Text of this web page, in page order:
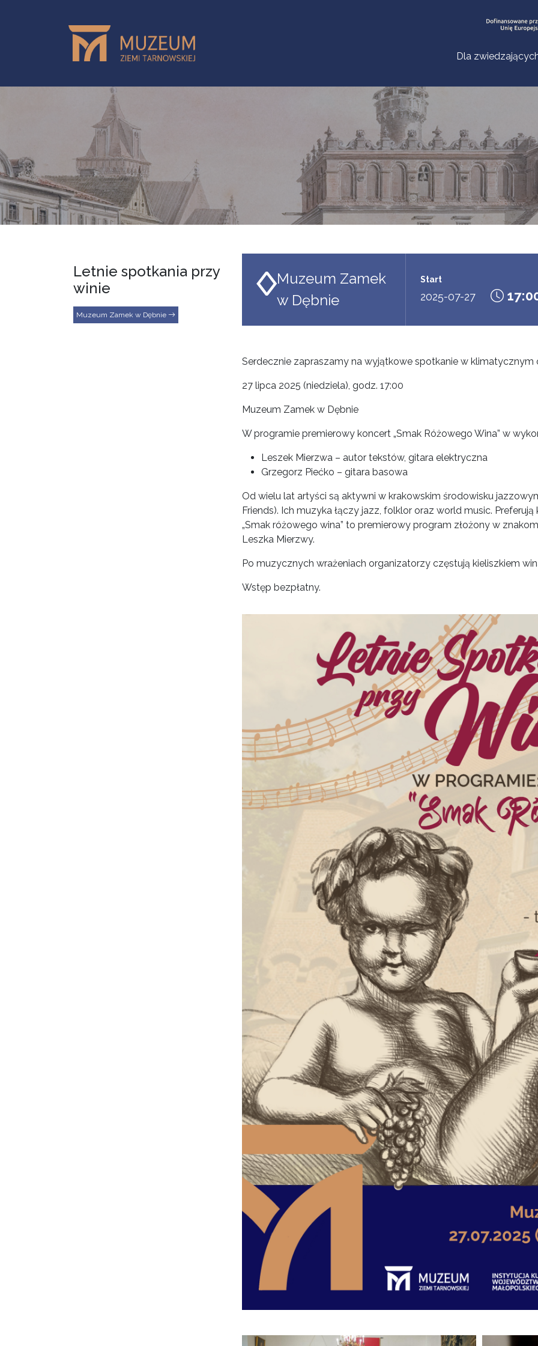
Dla
Letnie spotkania przy
winie
Muzeum Zamek w Dębnie
Muzeum Zamek
w Dębnie
Start
2025-07-27
Serdecznie zapraszamy na wyjątkowe spotkanie w klimatycznym
27 lipca 2025 (niedziela), godz. 17:00
Muzeum Zamek w Dębnie
W programie premierowy koncert „Smak Różowego Wina” w
Leszek Mierzwa – autor tekstów, gitara elektryczna
Grzegorz Piećko – gitara basowa
Od wielu lat artyści są aktywni w krakowskim środowisku
Friends). Ich muzyka łączy jazz, folklor oraz world music.
„Smak różowego wina” to premierowy program złożony w
Leszka Mierzwy.
Po muzycznych wrażeniach organizatorzy częstują kieliszkiem
Wstęp bezpłatny.